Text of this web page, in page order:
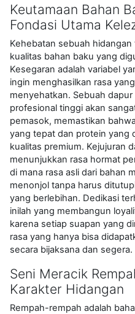
Keutamaan Bahan
Fondasi Utama
Kehebatan sebuah
kualitas bahan baku yang
Kesegaran adalah variabel
ingin menghasilkan rasa
menyehatkan. Sebuah
profesional tinggi akan
pemasok, memastikan
yang tepat dan protein yang
kualitas premium. Kejujuran
menunjukkan rasa hormat
di mana rasa asli dari bahan
menonjol tanpa harus
yang berlebihan. Dedikasi
inilah yang membangun
karena setiap suapan yang
rasa yang hanya bisa
secara bijaksana dan segera.
Seni Meracik
Karakter Hidangan
Rempah-rempah adalah